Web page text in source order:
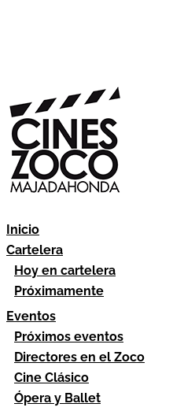
Inicio
Cartelera
Hoy en cartelera
Próximamente
Eventos
Próximos eventos
Directores en el Zoco
Cine Clásico
Ópera y Ballet